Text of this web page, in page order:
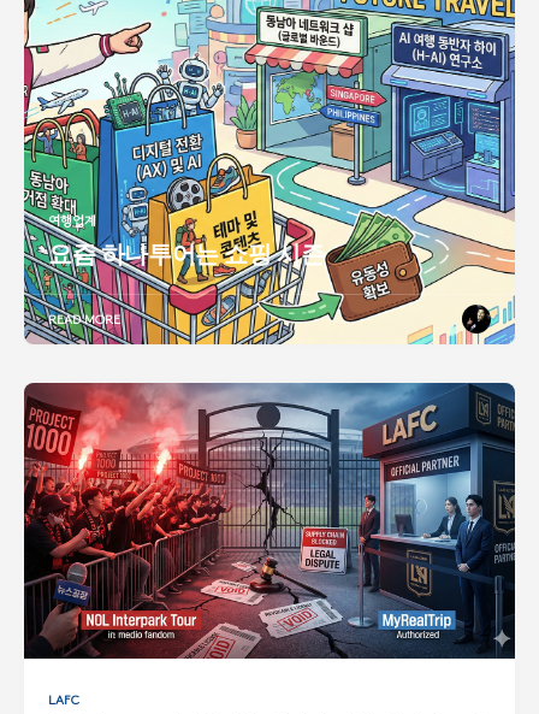
여행업계
요즘 하나투어는 쇼핑 시즌
READ MORE
LAFC